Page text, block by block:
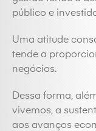
público e
Uma atitude
tende a
negócios.
Dessa forma,
vivemos, a
aos avanços